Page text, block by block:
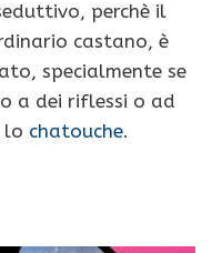
perchè il
castano, è
specialmente se
a dei riflessi o ad
lo chatouche.